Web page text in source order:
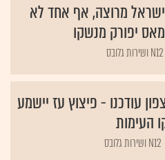
מרוצה, אף אחד לא
יפורק מנשקו
N12 ושירות גלובס
עודכנו - פיצוץ עז יישמע
העימות
N12 ושירות גלובס